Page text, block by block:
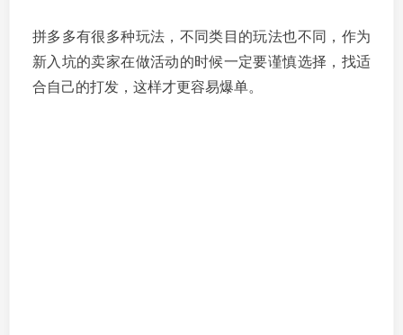
拼多多有很多种玩法，不同类目的玩法也不同，作为
新入坑的卖家在做活动的时候一定要谨慎选择，找适
合自己的打发，这样才更容易爆单。